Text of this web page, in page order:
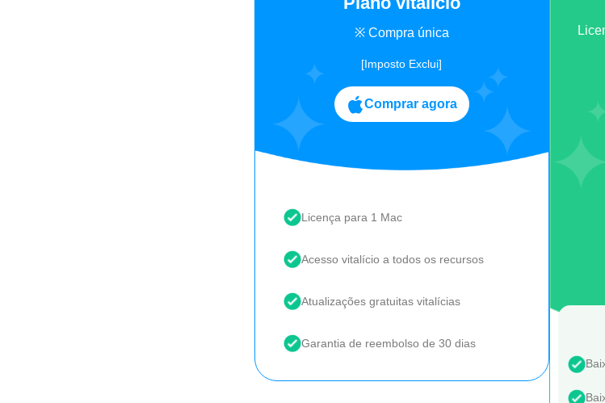
※ Compra única
[Imposto Exclui]
Comprar agora
Licença para 1 Mac
Acesso vitalício a todos os recursos
Atualizações gratuitas vitalícias
Garantia de reembolso de 30 dias